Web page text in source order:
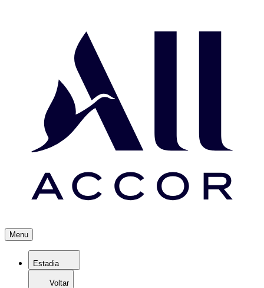
Menu
Estadia
Voltar